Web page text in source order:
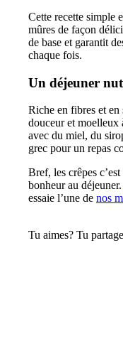
Cette recette simple
mûres de façon
de base et garantit
chaque fois.
Un déjeuner
Riche en fibres et en
douceur et moelleux
avec du miel, du
grec pour un repas
Bref, les crêpes
bonheur au
essaie l’une de nos
Tu aimes? Tu